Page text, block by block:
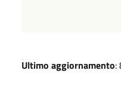
Ultimo aggiornamento: